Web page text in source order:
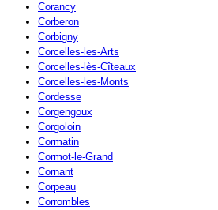
Corancy
Corberon
Corbigny
Corcelles-les-Arts
Corcelles-lès-Cîteaux
Corcelles-les-Monts
Cordesse
Corgengoux
Corgoloin
Cormatin
Cormot-le-Grand
Cornant
Corpeau
Corrombles